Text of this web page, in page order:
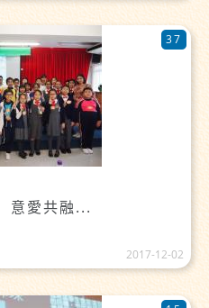
意愛共融...
37
2017-12-02